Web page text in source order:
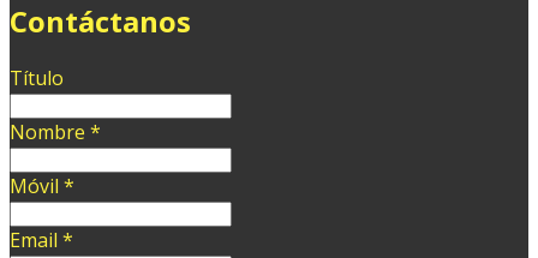
Contáctanos
Título
Nombre *
Móvil *
Email *